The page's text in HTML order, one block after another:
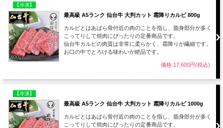
【冷凍】
最高級 A5ランク 仙台牛 大判カット 霜降りカルビ 800g
カルビとはあばら骨付近の肉のことを指し、脂身部分が多く
こってりして焼肉にぴったりの定番商品です。
仙台牛カルビの肉質は非常に柔らかく、霜降りが繊細です。
お口の中でとろける味わいが絶品です。
価格:17,600円(税込)
【冷凍】
最高級 A5ランク 仙台牛 大判カット 霜降りカルビ 1000g
カルビとはあばら骨付近の肉のことを指し、脂身部分が多く
こってりして焼肉にぴったりの定番商品です。